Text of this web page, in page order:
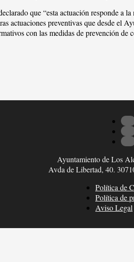
que “esta actuación responde
actuaciones preventivas que desde el
con las medidas de prevención
Ayuntamiento de Los
Avda de Libertad, 40.
Política de
Política de
Aviso Legal